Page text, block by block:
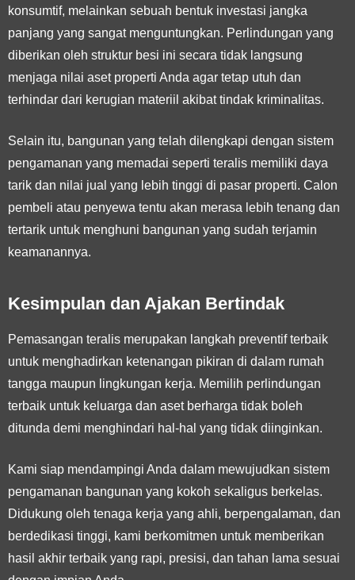
konsumtif, melainkan sebuah bentuk investasi jangka
panjang yang sangat menguntungkan. Perlindungan yang
diberikan oleh struktur besi ini secara tidak langsung
menjaga nilai aset properti Anda agar tetap utuh dan
terhindar dari kerugian materiil akibat tindak kriminalitas.
Selain itu, bangunan yang telah dilengkapi dengan sistem
pengamanan yang memadai seperti teralis memiliki daya
tarik dan nilai jual yang lebih tinggi di pasar properti. Calon
pembeli atau penyewa tentu akan merasa lebih tenang dan
tertarik untuk menghuni bangunan yang sudah terjamin
keamanannya.
Kesimpulan dan Ajakan Bertindak
Pemasangan teralis merupakan langkah preventif terbaik
untuk menghadirkan ketenangan pikiran di dalam rumah
tangga maupun lingkungan kerja. Memilih perlindungan
terbaik untuk keluarga dan aset berharga tidak boleh
ditunda demi menghindari hal-hal yang tidak diinginkan.
Kami siap mendampingi Anda dalam mewujudkan sistem
pengamanan bangunan yang kokoh sekaligus berkelas.
Didukung oleh tenaga kerja yang ahli, berpengalaman, dan
berdedikasi tinggi, kami berkomitmen untuk memberikan
hasil akhir terbaik yang rapi, presisi, dan tahan lama sesuai